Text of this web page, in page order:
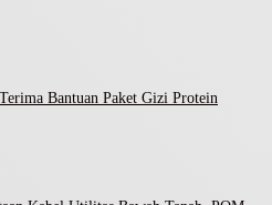
Bantuan Paket Gizi Protein